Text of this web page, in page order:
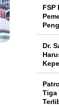
FSP
Dr.
Tiga